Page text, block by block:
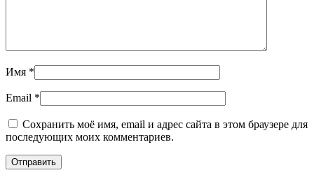
Имя *
Email *
Сохранить моё имя, email и адрес сайта в этом браузере для
последующих моих комментариев.